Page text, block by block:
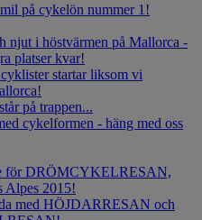
på cykelön nummer 1!
njut i höstvärmen på Mallorca -
platser kvar!
startar liksom vi
på trappen...
cykelformen - häng med oss
för DRÖMCYKELRESAN,
Alpes 2015!
med HÖJDARRESAN och